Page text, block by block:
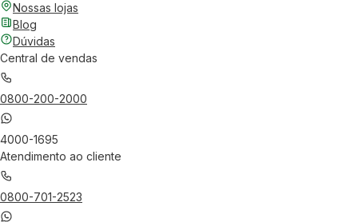
Nossas lojas
Blog
Dúvidas
Central de vendas
0800-200-2000
4000-1695
Atendimento ao cliente
0800-701-2523